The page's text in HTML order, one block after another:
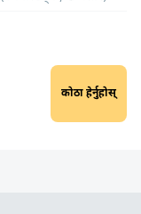
कोठा हेर्नुहोस्